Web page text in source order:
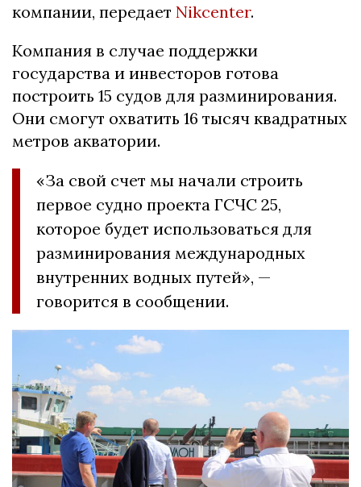
компании, передает Nikcenter.
Компания в случае поддержки
государства и инвесторов готова
построить 15 судов для разминирования.
Они смогут охватить 16 тысяч квадратных
метров акватории.
«За свой счет мы начали строить
первое судно проекта ГСЧС 25,
которое будет использоваться для
разминирования международных
внутренних водных путей», —
говорится в сообщении.